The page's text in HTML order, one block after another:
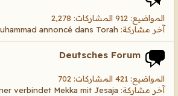
المواضيع: 912 المشاركات: 2,278
آخر مشاركة: annoncé dans Torah
Deutsches Forum
المواضيع: 421 المشاركات: 702
آخر مشاركة: verbindet Mekka mit Jesaja